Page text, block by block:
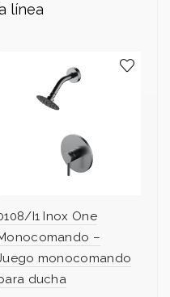
línea
I1 Inox One
–
monocomando
ducha